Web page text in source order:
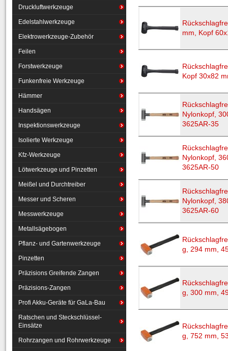
mm, Kopf
Kopf 30x82
Nylonkopf,
3625AR-35
Nylonkopf,
3625AR-50
Nylonkopf,
3625AR-60
g, 294 mm,
g, 300 mm,
g, 752 mm,
Druckluftwerkzeuge
Edelstahlwerkzeuge
Elektrowerkzeuge-Zubehör
Feilen
Forstwerkzeuge
Funkenfreie Werkzeuge
Hämmer
Handsägen
Inspektionswerkzeuge
Isolierte Werkzeuge
Kfz-Werkzeuge
Lötwerkzeuge und Pinzetten
Meißel und Durchtreiber
Messer und Scheren
Messwerkzeuge
Metallsägebogen
Pflanz- und Gartenwerkzeuge
Pinzetten
Präzisions Greifende Zangen
Präzisions-Zangen
Profi Akku-Geräte für GaLa-Bau
Ratschen und Steckschlüssel-
Einsätze
Rohrzangen und Rohrwerkzeuge